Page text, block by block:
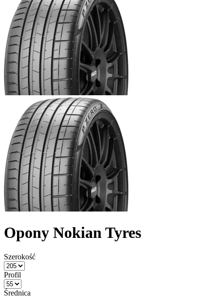
Opony Nokian Tyres
Szerokość
Profil
Średnica